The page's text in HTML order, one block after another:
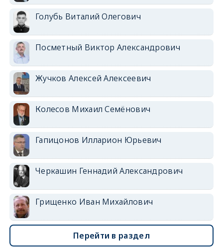
Голубь Виталий Олегович
Посметный Виктор Александрович
Жучков Алексей Алексеевич
Колесов Михаил Семёнович
Гапицонов Илларион Юрьевич
Черкашин Геннадий Александрович
Грищенко Иван Михайлович
Перейти в раздел